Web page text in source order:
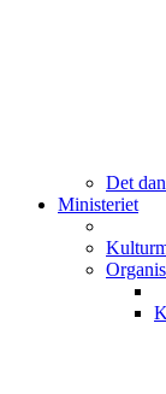
Det
Ministeriet